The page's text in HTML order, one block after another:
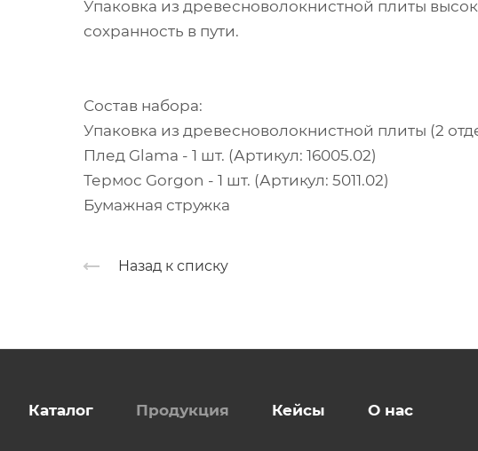
Упаковка из древесноволокнистной плиты
сохранность в пути.
Состав набора:
Упаковка из древесноволокнистной плиты (2
Плед Glama - 1 шт. (Артикул: 16005.02)
Термос Gorgon - 1 шт. (Артикул: 5011.02)
Бумажная стружка
Назад к списку
Каталог Продукция Кейсы О нас